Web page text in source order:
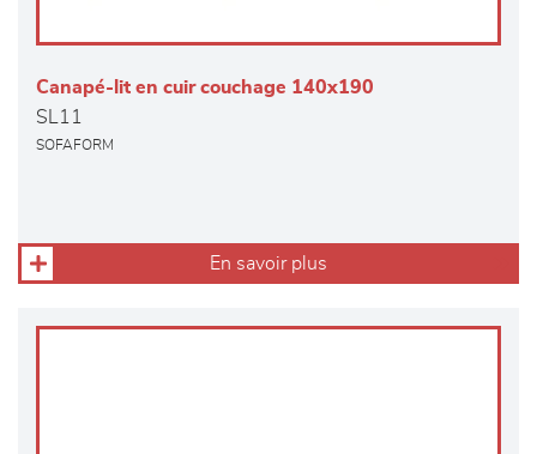
Canapé-lit en cuir couchage 140x190
SL11
SOFAFORM
En savoir plus